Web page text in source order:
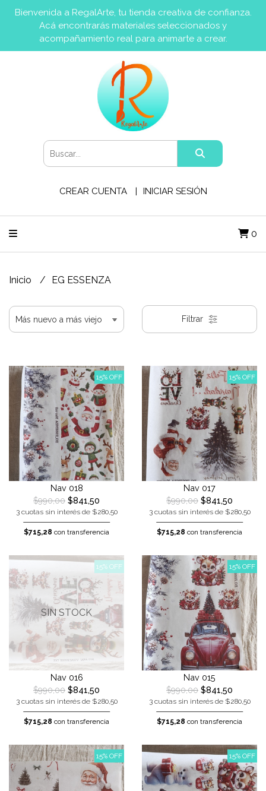
Bienvenida a RegalArte, tu tienda creativa de confianza.
Acá encontrarás materiales seleccionados y
acompañamiento real para animarte a crear.
CREAR CUENTA INICIAR SESIÓN
0
Inicio EG ESSENZA
Filtrar
15% OFF
Nav 018
$990,00 $841,50
3 cuotas sin interés de $280,50
$715,28 con transferencia
15% OFF
Nav 017
$990,00 $841,50
3 cuotas sin interés de $280,50
$715,28 con transferencia
15% OFF
SIN STOCK
Nav 016
$990,00 $841,50
3 cuotas sin interés de $280,50
$715,28 con transferencia
15% OFF
Nav 015
$990,00 $841,50
3 cuotas sin interés de $280,50
$715,28 con transferencia
15% OFF 15% OFF